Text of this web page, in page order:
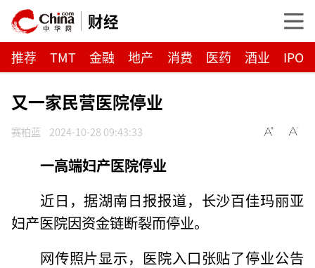
财经
推荐 TMT 金融 地产 消费 医药 酒业 IPO
又一家民营医院停业
赛柏蓝 2024-10-28 09:43:33
一高端妇产医院停业
近日，据湖南日报报道，长沙百佳玛丽亚
妇产医院因资金链断裂而停业。
网传照片显示，医院入口张贴了停业公告